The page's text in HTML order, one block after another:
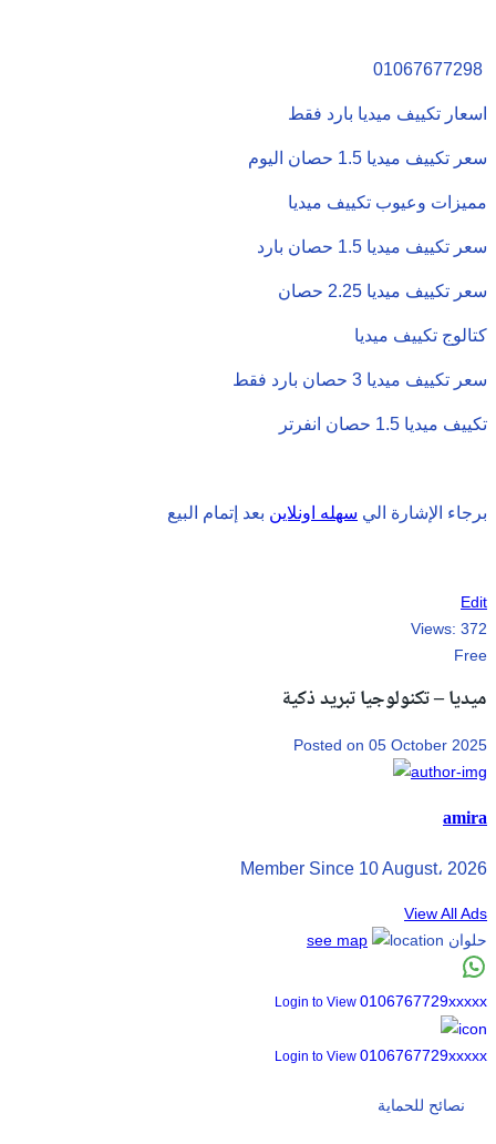
01067677298
اسعار تكييف ميديا بارد فقط
سعر تكييف ميديا 1.5 حصان اليوم
مميزات وعيوب تكييف ميديا
سعر تكييف ميديا 1.5 حصان بارد
سعر تكييف ميديا 2.25 حصان
كتالوج تكييف ميديا
سعر تكييف ميديا 3 حصان بارد فقط
تكييف ميديا 1.5 حصان انفرتر
برجاء الإشارة الي سهله اونلاين بعد إتمام البيع
Edit
Views: 372
Free
ميديا – تكنولوجيا تبريد ذكية
Posted on 05 October 2025
amira
Member Since 10 August، 2026
View All Ads
see map
حلوان
Login to View 0106767729xxxxx
Login to View 0106767729xxxxx
نصائح للحماية